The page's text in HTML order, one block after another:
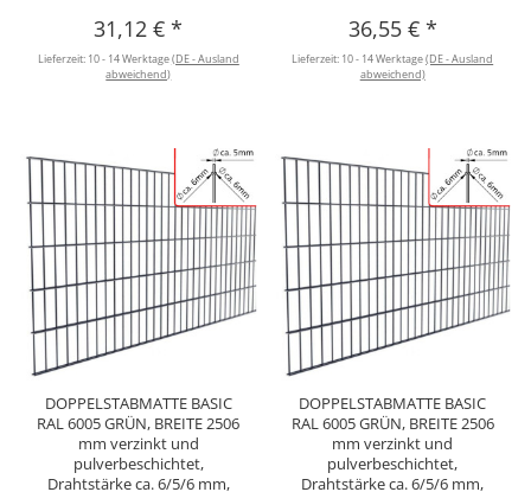
31,12 €*
Lieferzeit: 10 - 14 Werktage(DE - Ausland
abweichend)
36,55 € *
Lieferzeit: 10 - 14 Werktage(DE - Ausland
abweichend)
DOPPELSTABMATTE BASIC
RAL 6005 GRÜN, BREITE 2506
mm verzinkt und
pulverbeschichtet,
Drahtstärke ca. 6/5/6 mm,
DOPPELSTABMATTE BASIC
RAL 6005 GRÜN, BREITE 2506
mm verzinkt und
pulverbeschichtet,
Drahtstärke ca. 6/5/6 mm,